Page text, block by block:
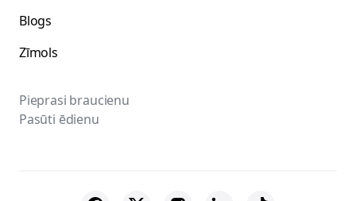
Blogs
Zīmols
Pieprasi braucienu
Pasūti ēdienu